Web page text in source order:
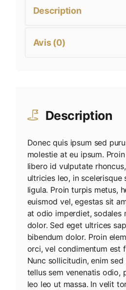
Description
Avis (0)
Description
Donec quis ipsum sed
molestie at eu ipsum.
libero id vulputate
ultricies leo, in scelerisque
ligula. Proin turpis metus,
euismod vel, egestas sit
at odio imperdiet, sodales
dolor. Sed eget ultrices
bibendum dolor. Proin
orci, vel condimentum est
Nunc sollicitudin, enim sed
tellus sem venenatis odio,
leo leo ut massa. In velit